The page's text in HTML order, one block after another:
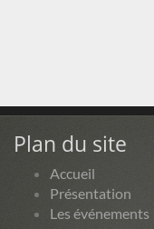
Plan du site
Accueil
Présentation
Les événements